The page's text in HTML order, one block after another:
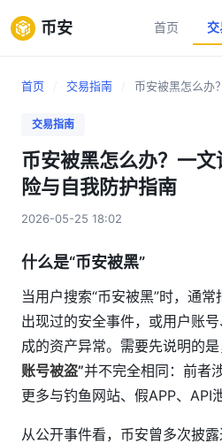
币安 首页
首页 交易指南 币安被黑怎么办
交易指南
币安被黑怎么办？一
险与自我防护指南
2026-05-25 18:02
什么是“币安被黑”
当用户搜索“币安被黑”时，通
出现过的安全事件，或用户账
成的资产异常。需要先说明的是
账号被盗”并不完全相同：前者
更多与钓鱼网站、假APP、API
从公开事件看，币安曾多次披